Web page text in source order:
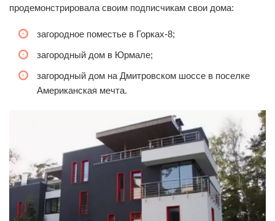
продемонстрировала своим подписчикам свои дома:
загородное поместье в Горках-8;
загородный дом в Юрмале;
загородный дом на Дмитровском шоссе в поселке
Американская мечта.